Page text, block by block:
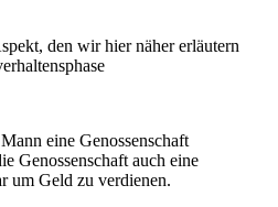
den wir hier näher erläutern
eine Genossenschaft
Genossenschaft auch eine
um Geld zu verdienen.